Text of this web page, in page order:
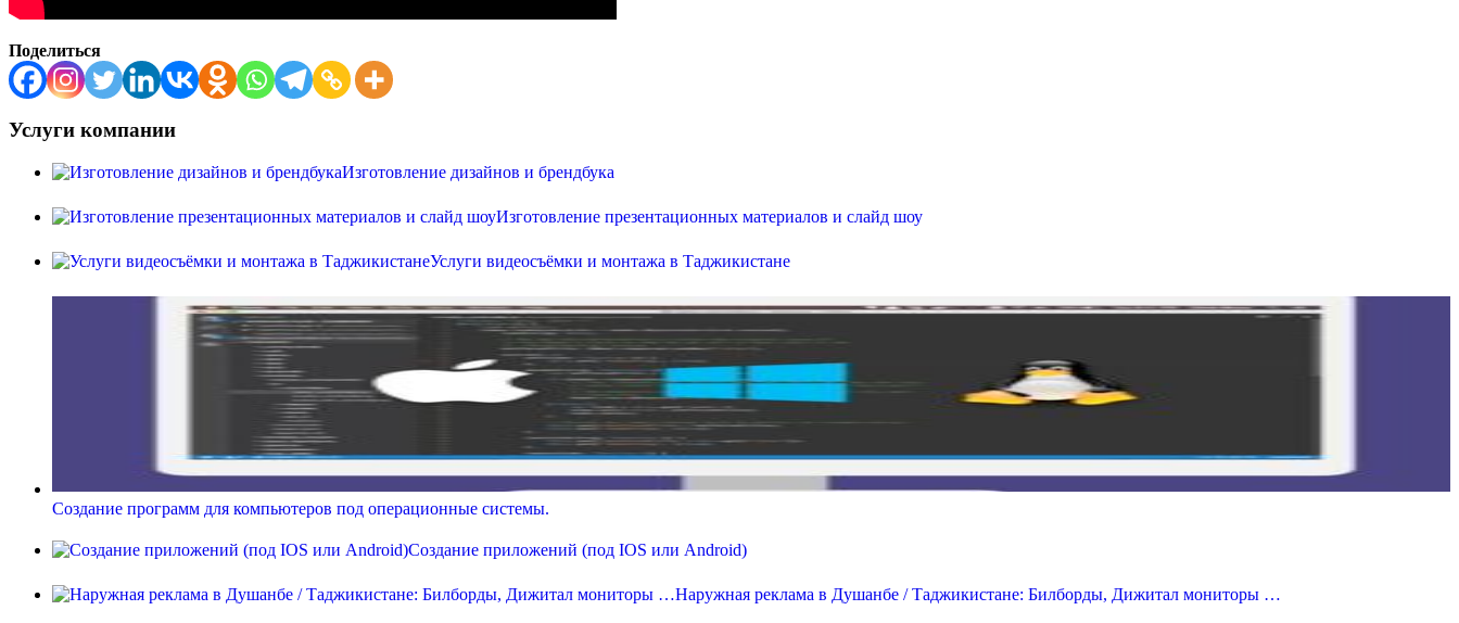
Поделиться
Услуги компании
Изготовление дизайнов и брендбука
Изготовление презентационных материалов и слайд шоу
Услуги видеосъёмки и монтажа в Таджикистане
Создание программ для компьютеров под операционные системы.
Создание приложений (под IOS или Android)
Наружная реклама в Душанбе / Таджикистане: Билборды, Дижитал мониторы …